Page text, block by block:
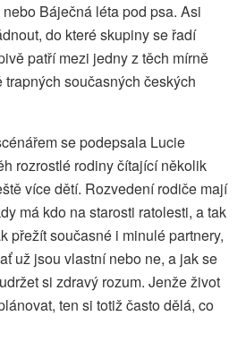
Báječná léta pod psa. Asi
do které skupiny se řadí
patří mezi jedny z těch mírně
současných českých
se podepsala Lucie
rozrostlé rodiny čítající několik
více dětí. Rozvedení rodiče mají
má kdo na starosti ratolesti, a tak
přežít současné i minulé partnery,
už jsou vlastní nebo ne, a jak se
si zdravý rozum. Jenže život
ten si totiž často dělá, co